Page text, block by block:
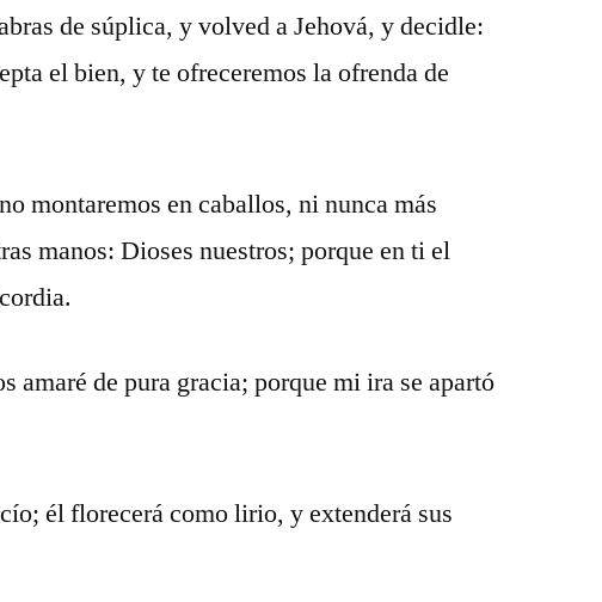
de súplica, y volved a Jehová, y decidle:
el bien, y te ofreceremos la ofrenda de
montaremos en caballos, ni nunca más
manos: Dioses nuestros; porque en ti el
amaré de pura gracia; porque mi ira se apartó
él florecerá como lirio, y extenderá sus